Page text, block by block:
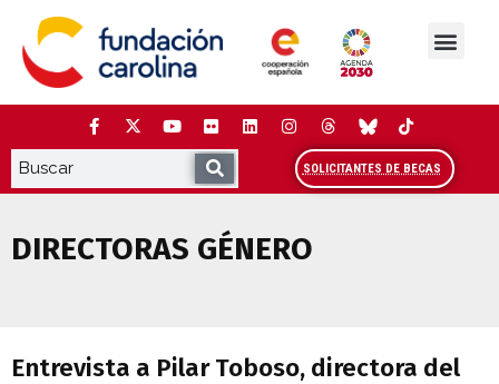
contenido
SOLICITANTES DE BECAS
DIRECTORAS GÉNERO
Entrevista a Pilar Toboso, directora del